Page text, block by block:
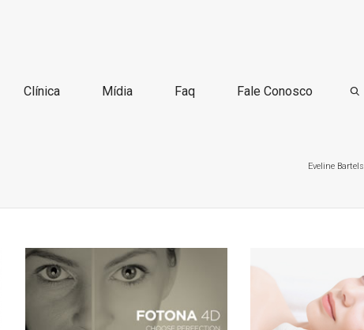
Clínica Mídia Faq Fale Conosco
Eveline Bartels